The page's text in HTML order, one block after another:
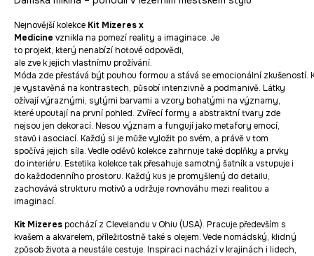
Nejnovější kolekce Kit Mizeres x
Medicine vznikla na pomezí reality a imaginace. Je
to projekt, který nenabízí hotové odpovědi,
ale zve k jejich vlastnímu prožívání.
Móda zde přestává být pouhou formou a stává se emocionální zkušeností.
je vystavěná na kontrastech, působí intenzivně a podmanivě. Látky
ožívají výraznými, sytými barvami a vzory bohatými na významy,
které upoutají na první pohled. Zvířecí formy a abstraktní tvary zde
nejsou jen dekorací. Nesou význam a fungují jako metafory emocí,
stavů i asociací. Každý si je může vyložit po svém, a právě v tom
spočívá jejich síla. Vedle oděvů kolekce zahrnuje také doplňky a prvky
do interiéru. Estetika kolekce tak přesahuje samotný šatník a vstupuje i
do každodenního prostoru. Každý kus je promyšlený do detailu,
zachovává strukturu motivů a udržuje rovnováhu mezi realitou a
imaginací.
Kit Mizerespochází z Clevelandu v Ohiu (USA). Pracuje především s
kvašem a akvarelem, příležitostně také s olejem. Vede nomádský, klidný
způsob života a neustále cestuje. Inspiraci nachází v krajinách i lidech,